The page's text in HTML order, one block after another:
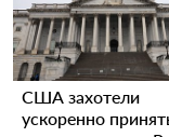
США захотели
ускоренно